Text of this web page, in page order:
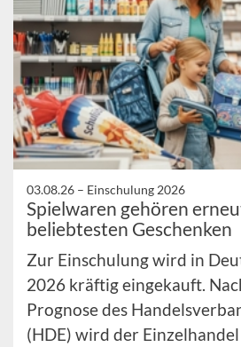
03.08.26 – Einschulung 2026
Spielwaren gehören
beliebtesten Geschenken
Zur Einschulung wird in
2026 kräftig eingekauft.
Prognose des
(HDE) wird der Einzelhandel